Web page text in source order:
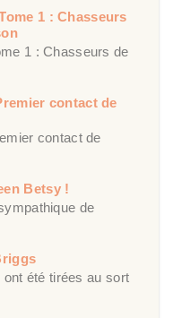
1 : Chasseurs
1 : Chasseurs de
contact de
contact de
Betsy !
de
été tirées au sort